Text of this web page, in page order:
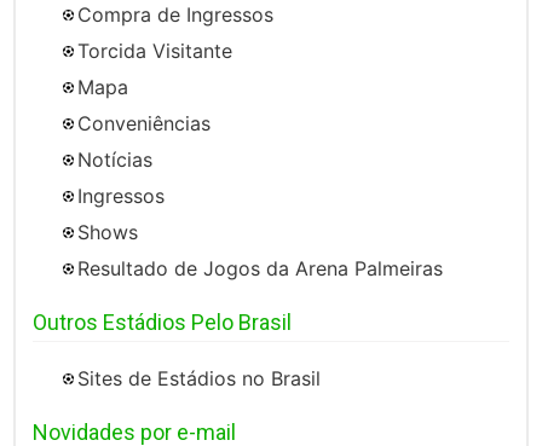
Compra de Ingressos
Torcida Visitante
Mapa
Conveniências
Notícias
Ingressos
Shows
Resultado de Jogos da Arena Palmeiras
Outros Estádios Pelo Brasil
Sites de Estádios no Brasil
Novidades por e-mail